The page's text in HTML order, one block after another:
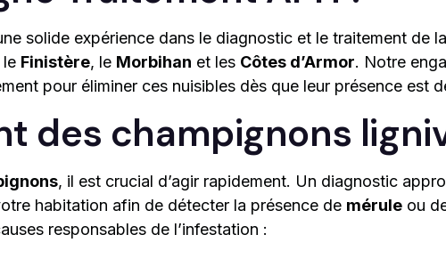
solide expérience dans le diagnostic et le traitement de
le Finistère, le Morbihan et les Côtes d’Armor. Notre
pour éliminer ces nuisibles dès que leur présence est
des champignons
, il est crucial d’agir rapidement. Un diagnostic
habitation afin de détecter la présence de mérule ou
responsables de l’infestation :